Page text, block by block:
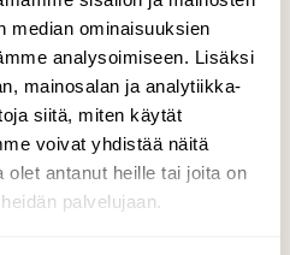
median ominaisuuksien
analysoimiseen. Lisäksi
mainosalan ja analytiikka-
siitä, miten käytät
voivat yhdistää näitä
olet antanut heille tai joita on
palvelujaan.
metsää
alkujakaan. Mahla
osasi nokkia reijän
joi siitä hiukan. Myös
homman.